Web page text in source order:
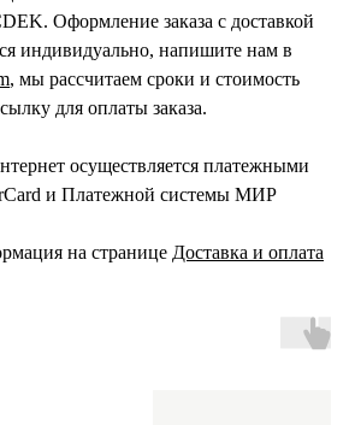
Оформление заказа с доставкой
индивидуально, напишите нам в
, мы рассчитаем сроки и стоимость
для оплаты заказа.
осуществляется платежными
и Платежной системы МИР
на странице Доставка и оплата